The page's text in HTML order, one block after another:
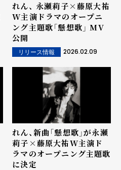
れん、 永瀬莉子×藤原大祐
W主演ドラマのオープニ
ング主題歌「懸想歌」 MV
公開
リリース情報 2026.02.09
れん、新曲「懸想歌」が永瀬
莉子×藤原大祐W主演ド
ラマのオープニング主題歌
に決定